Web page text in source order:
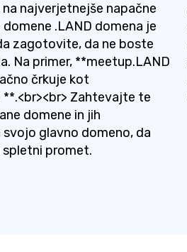
najverjetnejše napačne
.LAND domena je
zagotovite, da ne boste
Na primer, **meetup.LAND
črkuje kot
Zahtevajte te
domene in jih
glavno domeno, da
promet.